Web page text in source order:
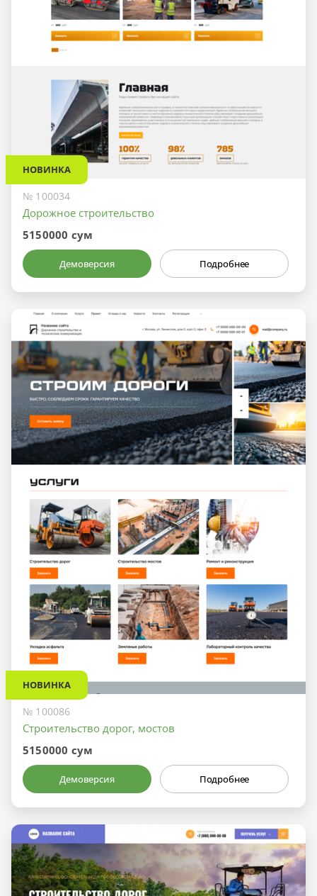
НОВИНКА
№ 100034
Дорожное строительство
5150000 сум
Демоверсия Подробнее
НОВИНКА
№ 100086
Строительство дорог, мостов
5150000 сум
Демоверсия Подробнее